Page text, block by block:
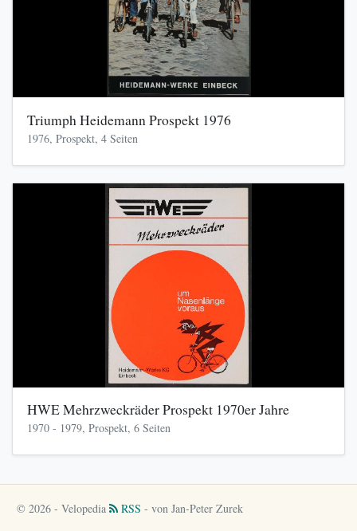
Triumph Heidemann Prospekt 1976
1976, Prospekt, 4 Seiten
HWE Mehrzweckräder Prospekt 1970er Jahre
1970 - 1979, Prospekt, 6 Seiten
© 2026 - Velopedia RSS - von Jan-Peter Zurek